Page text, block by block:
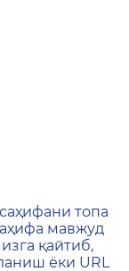
топа
мавжуд
қайтиб,
ёки URL